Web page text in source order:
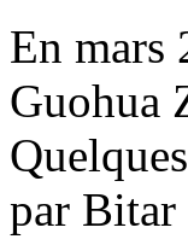
En mars
Guohua
par Bitar